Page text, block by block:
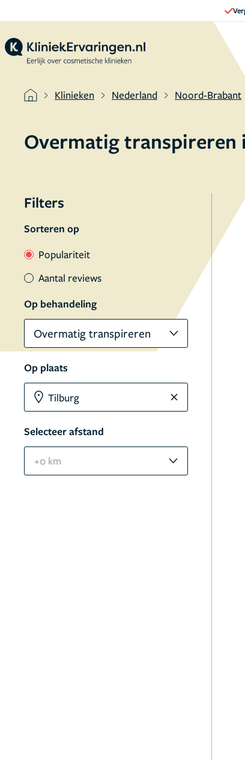
Klinieken Nederland Noord-Brabant
Overmatig transpireren
Filters
Sorteren op
Populariteit
Aantal reviews
Op behandeling
Overmatig transpireren
Op plaats
Selecteer afstand
+0 km